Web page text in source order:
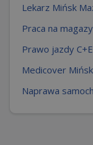
Lekarz Mińsk
Praca na
Prawo jazdy
Medicover
Naprawa